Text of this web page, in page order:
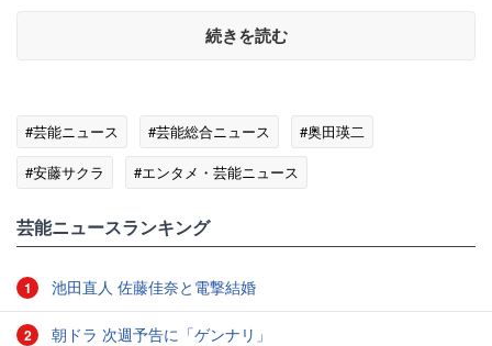
続きを読む
#芸能ニュース #芸能総合ニュース
#奥田瑛二
#安藤サクラ
#エンタメ・芸能ニュース
芸能ニュースランキング
1 池田直人 佐藤佳奈と電撃結婚
2 朝ドラ 次週予告に「ゲンナリ」